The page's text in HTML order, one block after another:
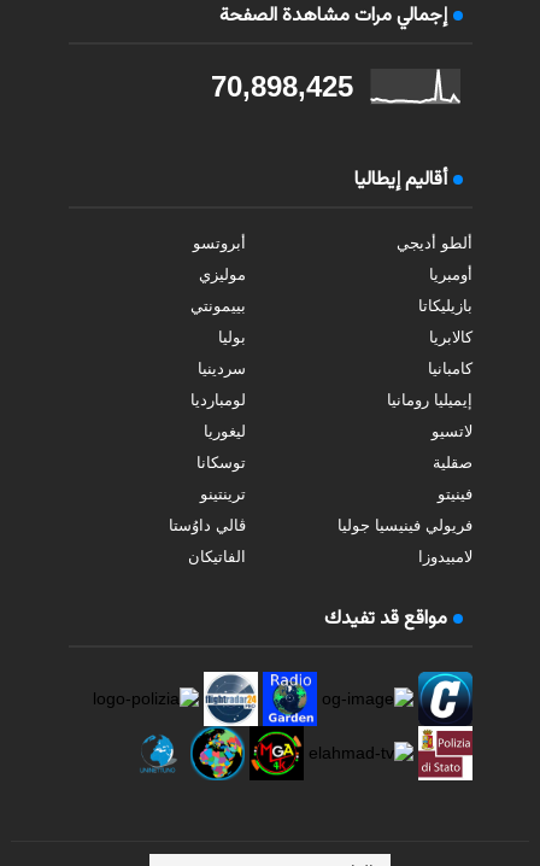
إجمالي مرات مشاهدة الصفحة
70,898,425
أقاليم إيطاليا
ألطو أديجي
أبروتسو
أومبريا
موليزي
بازيليكاتا
بييمونتي
كالابريا
بوليا
كامبانيا
سردينيا
إيميليا رومانيا
لومبارديا
لاتسيو
ليغوريا
صقلية
توسكانا
فينيتو
ترينتينو
فريولي فينيسيا جوليا
ڤالي داوُستا
لامبيدوزا
الفاتيكان
مواقع قد تفيدك